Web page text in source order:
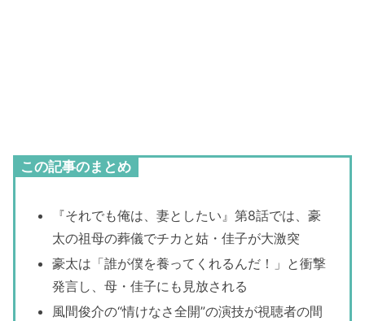
この記事のまとめ
『それでも俺は、妻としたい』第8話では、豪
太の祖母の葬儀でチカと姑・佳子が大激突
豪太は「誰が僕を養ってくれるんだ！」と衝撃
発言し、母・佳子にも見放される
風間俊介の“情けなさ全開”の演技が視聴者の間